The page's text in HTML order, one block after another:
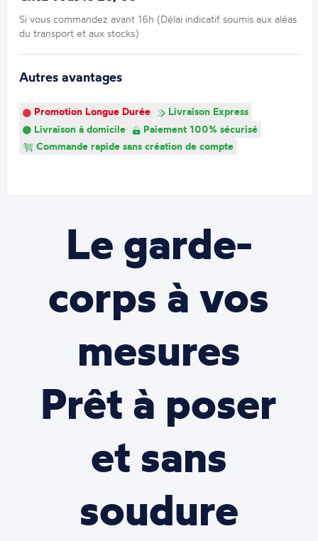
Si vous commandez avant 16h (Délai indicatif soumis aux aléas
du transport et aux stocks)
Autres avantages
Promotion Longue Durée
Livraison Express
Livraison à domicile
Paiement 100% sécurisé
Commande rapide sans création de compte
Le garde-
corps à vos
mesures
Prêt à poser
et sans
soudure